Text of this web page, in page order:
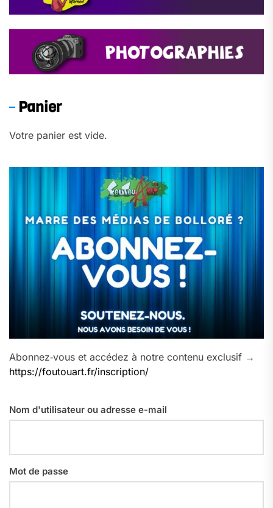
Panier
Votre panier est vide.
Abonnez‑vous et accédez à notre contenu exclusif →
https://foutouart.fr/inscription/
Nom d'utilisateur ou adresse e-mail
Mot de passe